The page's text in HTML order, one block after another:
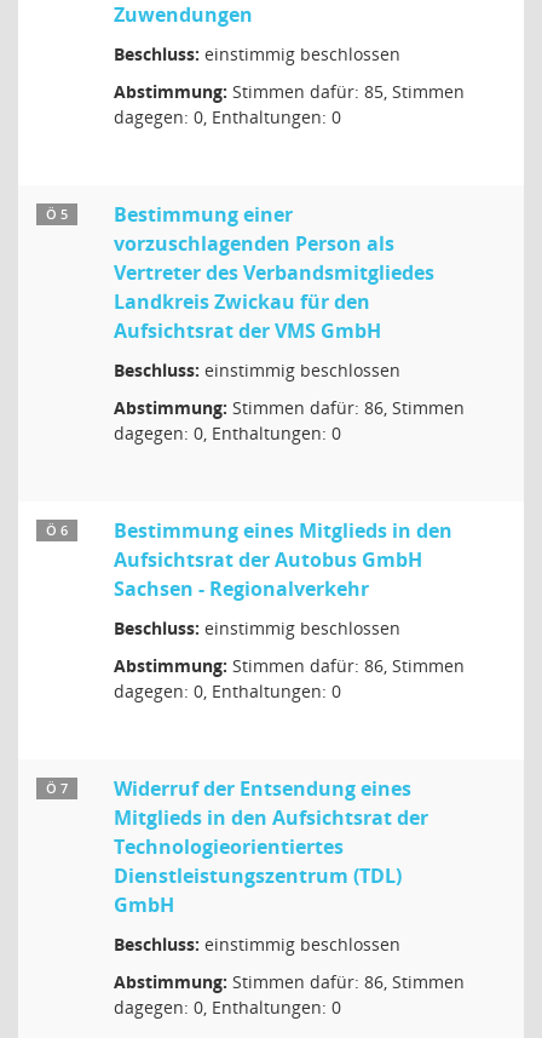
Zuwendungen
Beschluss: einstimmig beschlossen
Abstimmung: Stimmen dafür: 85, Stimmen
dagegen: 0, Enthaltungen: 0
Ö 5
Bestimmung einer
vorzuschlagenden Person als
Vertreter des Verbandsmitgliedes
Landkreis Zwickau für den
Aufsichtsrat der VMS GmbH
Beschluss: einstimmig beschlossen
Abstimmung: Stimmen dafür: 86, Stimmen
dagegen: 0, Enthaltungen: 0
Ö 6
Bestimmung eines Mitglieds in den
Aufsichtsrat der Autobus GmbH
Sachsen - Regionalverkehr
Beschluss: einstimmig beschlossen
Abstimmung: Stimmen dafür: 86, Stimmen
dagegen: 0, Enthaltungen: 0
Ö 7
Widerruf der Entsendung eines
Mitglieds in den Aufsichtsrat der
Technologieorientiertes
Dienstleistungszentrum (TDL)
GmbH
Beschluss: einstimmig beschlossen
Abstimmung: Stimmen dafür: 86, Stimmen
dagegen: 0, Enthaltungen: 0